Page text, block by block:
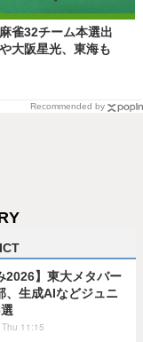
雀32チーム本選出
大阪星光、東海も
Recommended by
2026】東大メタバー
、生成AIなどジュニ
11:15